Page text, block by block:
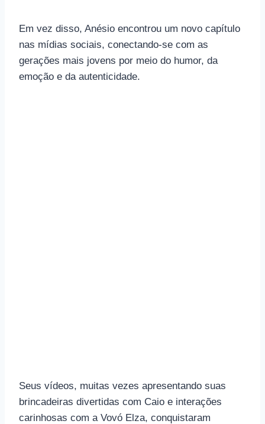
Em vez disso, Anésio encontrou um novo capítulo
nas mídias sociais, conectando-se com as
gerações mais jovens por meio do humor, da
emoção e da autenticidade.
Seus vídeos, muitas vezes apresentando suas
brincadeiras divertidas com Caio e interações
carinhosas com a Vovó Elza, conquistaram